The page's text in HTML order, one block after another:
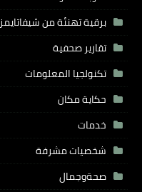
برقية تهنئة من شيفاتايمز
تقارير صحفية
تكنولجيا المعلومات
حكاية مكان
خدمات
شخصيات مشرفة
صحةوجمال